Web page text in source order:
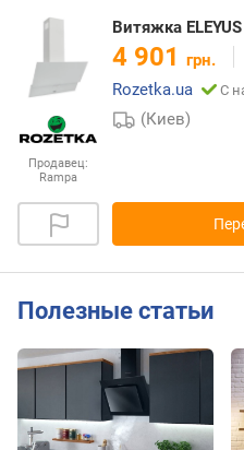
Продавец:
Rampa
Витяжка
4 901 грн.
Rozetka.ua
С
(Киев)
Полезные статьи